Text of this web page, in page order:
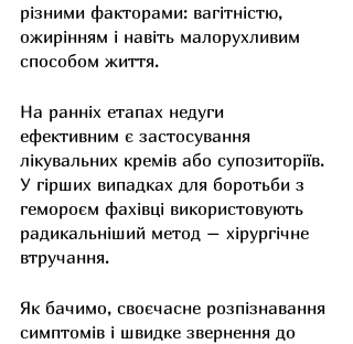
різними факторами: вагітністю,
ожирінням і навіть малорухливим
способом життя.
На ранніх етапах недуги
ефективним є застосування
лікувальних кремів або супозиторіїв.
У гірших випадках для боротьби з
гемороєм фахівці використовують
радикальніший метод – хірургічне
втручання.
Як бачимо, своєчасне розпізнавання
симптомів і швидке звернення до